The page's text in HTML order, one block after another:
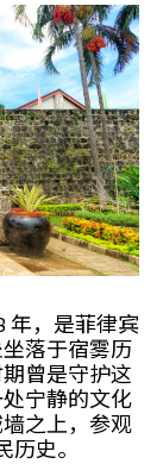
年，是菲律宾
落于宿雾历
曾是守护这
宁静的文化
之上，参观
史。